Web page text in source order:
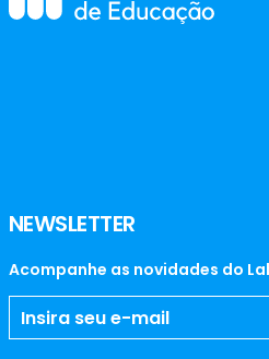
NEWSLETTER
Acompanhe as novidades do